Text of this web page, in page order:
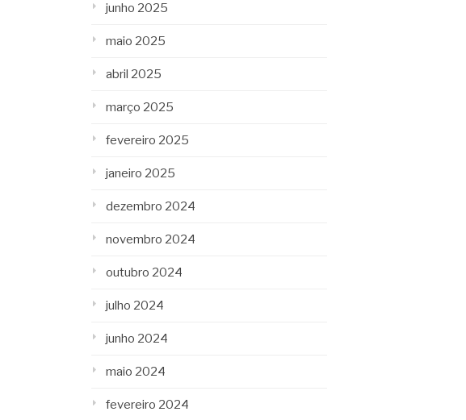
junho 2025
maio 2025
abril 2025
março 2025
fevereiro 2025
janeiro 2025
dezembro 2024
novembro 2024
outubro 2024
julho 2024
junho 2024
maio 2024
fevereiro 2024